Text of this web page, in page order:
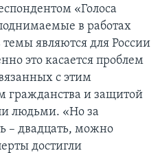
«Голоса
в работах
темы являются для России
это касается проблем
с этим
гражданства и защитой
людьми. «Но за
– двадцать, можно
достигли